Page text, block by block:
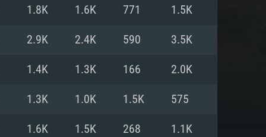
1.8K 1.6K 771 1.5K
2.9K 2.4K 590 3.5K
1.4K 1.3K 166 2.0K
1.3K 1.0K 1.5K 575
1.6K 1.5K 268 1.1K